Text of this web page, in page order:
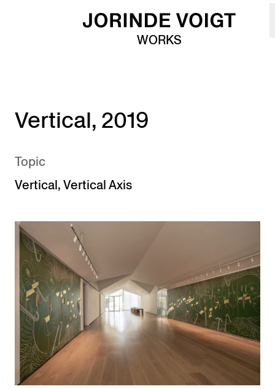
Skip to main content
WORKS
Vertical, 2019
Topic
Vertical,Vertical Axis